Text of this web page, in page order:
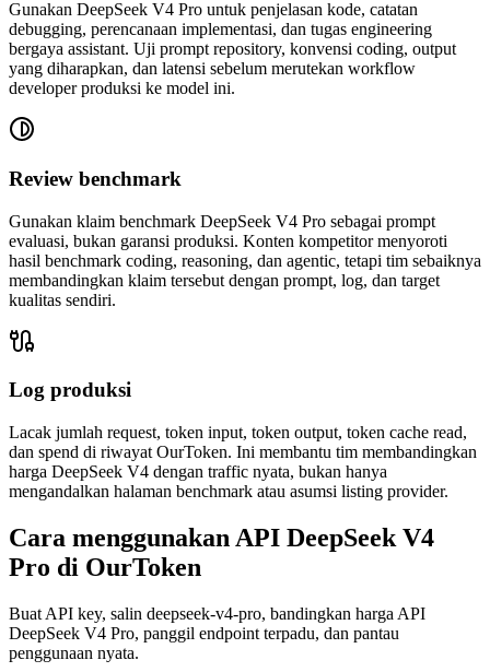
Gunakan DeepSeek V4 Pro untuk penjelasan kode, catatan
debugging, perencanaan implementasi, dan tugas engineering
bergaya assistant. Uji prompt repository, konvensi coding, output
yang diharapkan, dan latensi sebelum merutekan workflow
developer produksi ke model ini.
Review benchmark
Gunakan klaim benchmark DeepSeek V4 Pro sebagai prompt
evaluasi, bukan garansi produksi. Konten kompetitor menyoroti
hasil benchmark coding, reasoning, dan agentic, tetapi tim sebaiknya
membandingkan klaim tersebut dengan prompt, log, dan target
kualitas sendiri.
Log produksi
Lacak jumlah request, token input, token output, token cache read,
dan spend di riwayat OurToken. Ini membantu tim membandingkan
harga DeepSeek V4 dengan traffic nyata, bukan hanya
mengandalkan halaman benchmark atau asumsi listing provider.
Cara menggunakan API DeepSeek V4
Pro di OurToken
Buat API key, salin deepseek-v4-pro, bandingkan harga API
DeepSeek V4 Pro, panggil endpoint terpadu, dan pantau
penggunaan nyata.